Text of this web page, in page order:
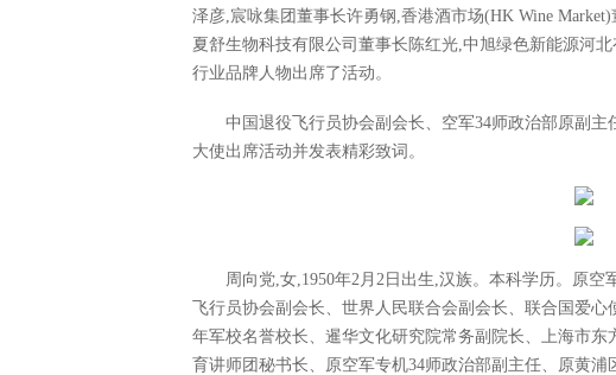
泽彦,宸咏集团董事长许勇钢,香港酒市场(HK Wine
夏舒生物科技有限公司董事长陈红光,中旭绿色新能源河
行业品牌人物出席了活动。
中国退役飞行员协会副会长、空军34师政治部原副
大使出席活动并发表精彩致词。
周向党,女,1950年2月2日出生,汉族。本科学历。原
飞行员协会副会长、世界人民联合会副会长、联合国爱
年军校名誉校长、暹华文化研究院常务副院长、上海市
育讲师团秘书长、原空军专机34师政治部副主任、原黄